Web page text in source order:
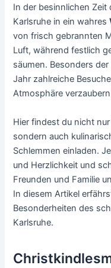
In der besinnlichen
Karlsruhe in ein wahres
von frisch gebrannten
Luft, während festlich
säumen. Besonders der
Jahr zahlreiche
Atmosphäre
Hier findest du nicht
sondern auch
Schlemmen einladen.
und Herzlichkeit und
Freunden und Familie
In diesem Artikel
Besonderheiten des
Karlsruhe.